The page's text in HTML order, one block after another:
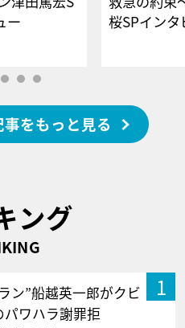
ビュー
桜SPイ
をもっと見る
ング
1
ン”船越英一郎がクビ
パワハラ謝罪拒